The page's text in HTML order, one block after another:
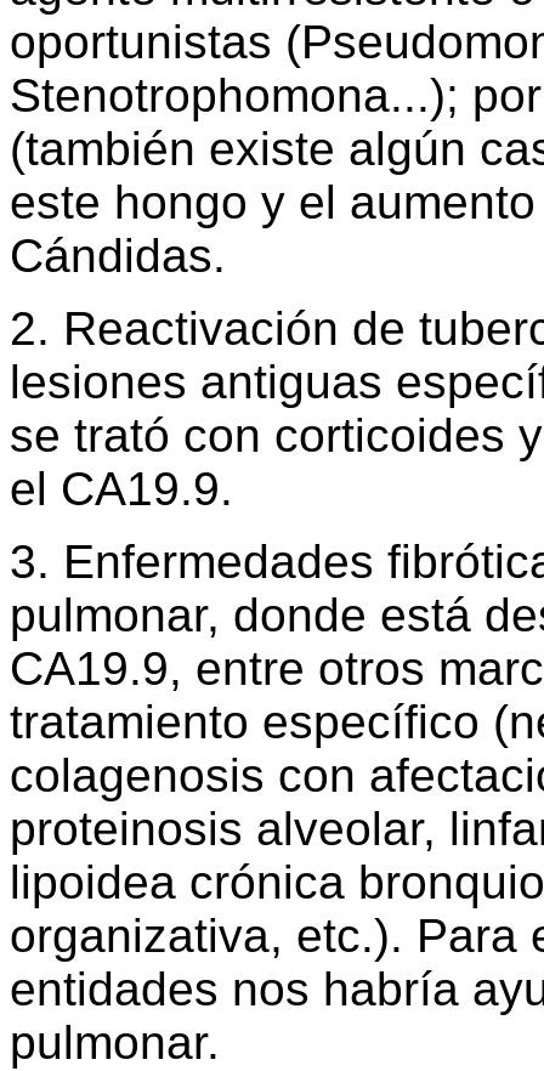
oportunistas
Stenotrophomona...);
(también existe algún
este hongo y el
Cándidas.
2. Reactivación de
lesiones antiguas
se trató con corticoides
el CA19.9.
3. Enfermedades
pulmonar, donde está
CA19.9, entre otros
tratamiento específico
colagenosis con
proteinosis alveolar,
lipoidea crónica
organizativa, etc.). Para
entidades nos habría
pulmonar.